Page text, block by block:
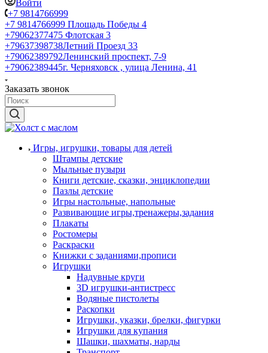
Войти
+7 9814766999
+7 9814766999 Площадь Победы 4
+79062377475 Флотская 3
+79637398738Летний Проезд 33
+79062389792Ленинский проспект, 7-9
+79062389445г. Черняховск , улица Ленина, 41
Заказать звонок
Игры, игрушки, товары для детей
Штампы детские
Мыльные пузыри
Книги детские, сказки, энциклопедии
Пазлы детские
Игры настольные, напольные
Развивающие игры,тренажеры,задания
Плакаты
Ростомеры
Раскраски
Книжки с заданиями,прописи
Игрушки
Надувные круги
3D игрушки-антистресс
Водяные пистолеты
Раскопки
Игрушки, указки, брелки, фигурки
Игрушки для купания
Шашки, шахматы, нарды